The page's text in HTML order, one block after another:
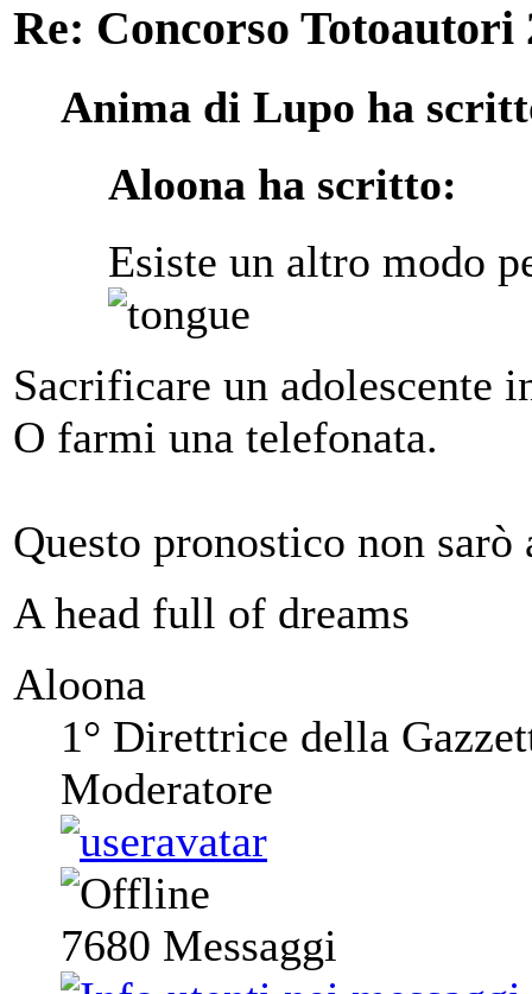
Re: Concorso Totoautori
Anima di Lupo ha
Aloona ha scritto:
Esiste un altro modo
Sacrificare un adolescente
O farmi una telefonata.
Questo pronostico non
A head full of dreams
Aloona
1° Direttrice della
Moderatore
7680 Messaggi